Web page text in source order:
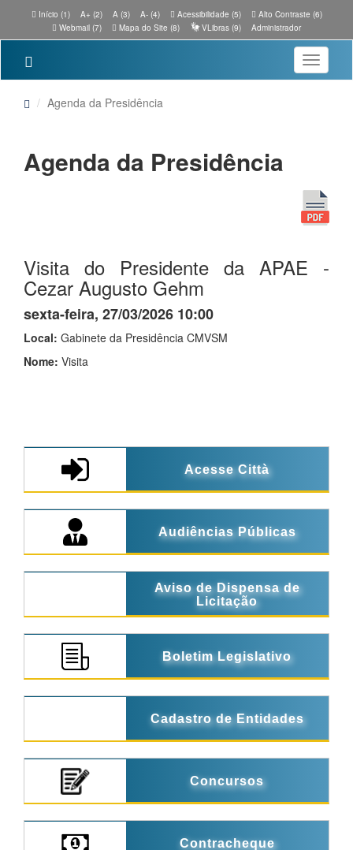
Início (1) A+ (2) A (3) A- (4) Acessibilidade (5)
Alto Contraste (6)
Webmail (7)
Mapa do Site (8) VLibras (9) Administrador
Toggle
Agenda da Presidência
Agenda da Presidência
Visita do Presidente da APAE -
Cezar Augusto Gehm
sexta-feira, 27/03/2026 10:00
Local: Gabinete da Presidência CMVSM
Nome: Visita
Acesse Città
Audiências Públicas
Aviso de Dispensa de
Licitação
Boletim Legislativo
Cadastro de Entidades
Concursos
Contracheque